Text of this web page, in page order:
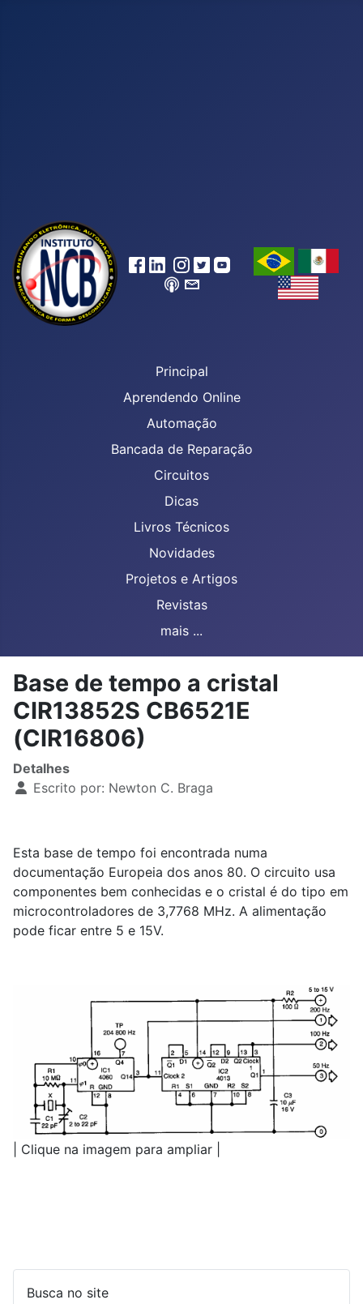
Principal
Aprendendo Online
Automação
Bancada de Reparação
Circuitos
Dicas
Livros Técnicos
Novidades
Projetos e Artigos
Revistas
mais ...
Base de tempo a cristal
CIR13852S CB6521E
(CIR16806)
Detalhes
Escrito por: Newton C. Braga
Esta base de tempo foi encontrada numa
documentação Europeia dos anos 80. O circuito usa
componentes bem conhecidas e o cristal é do tipo em
microcontroladores de 3,7768 MHz. A alimentação
pode ficar entre 5 e 15V.
| Clique na imagem para ampliar |
Busca no site